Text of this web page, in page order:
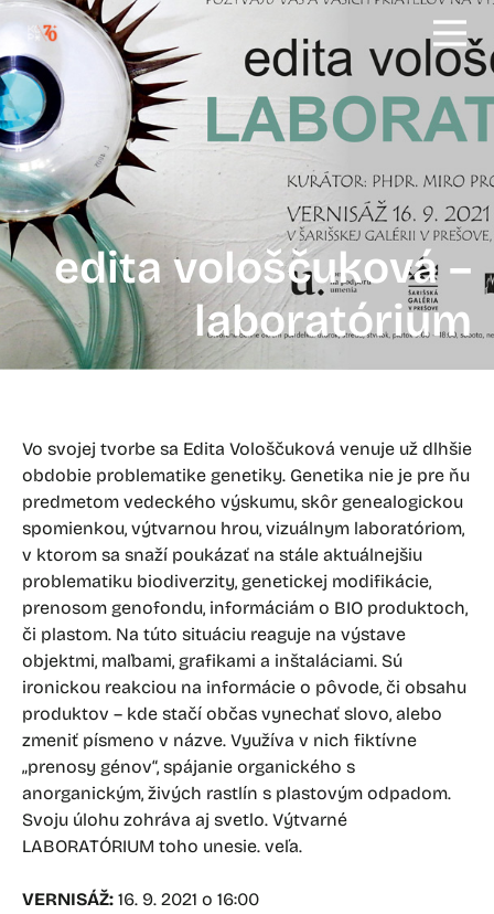
edita vološčuková –
laboratórium
Vo svojej tvorbe sa Edita Vološčuková venuje už dlhšie
obdobie problematike genetiky. Genetika nie je pre ňu
predmetom vedeckého výskumu, skôr genealogickou
spomienkou, výtvarnou hrou, vizuálnym laboratóriom,
v ktorom sa snaží poukázať na stále aktuálnejšiu
problematiku biodiverzity, genetickej modifikácie,
prenosom genofondu, informáciám o BIO produktoch,
či plastom. Na túto situáciu reaguje na výstave
objektmi, maľbami, grafikami a inštaláciami. Sú
ironickou reakciou na informácie o pôvode, či obsahu
produktov – kde stačí občas vynechať slovo, alebo
zmeniť písmeno v názve. Využíva v nich fiktívne
„prenosy génov“, spájanie organického s
anorganickým, živých rastlín s plastovým odpadom.
Svoju úlohu zohráva aj svetlo. Výtvarné
LABORATÓRIUM toho unesie. veľa.
VERNISÁŽ: 16. 9. 2021 o 16:00